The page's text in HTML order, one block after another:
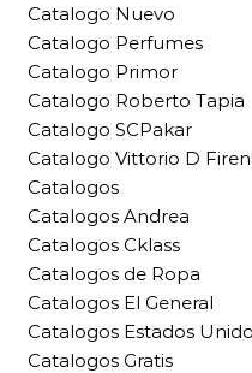
Catalogo Nuevo
Catalogo Perfumes
Catalogo Primor
Catalogo Roberto Tapia
Catalogo SCPakar
Catalogo Vittorio D
Catalogos
Catalogos Andrea
Catalogos Cklass
Catalogos de Ropa
Catalogos El General
Catalogos Estados
Catalogos Gratis